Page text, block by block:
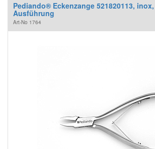
Pediando® Eckenzange 521820113,
Ausführung
Art-No 1764